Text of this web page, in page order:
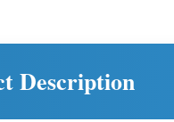
Description